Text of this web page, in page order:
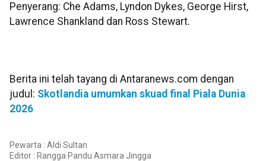
Penyerang: Che Adams, Lyndon Dykes, George Hirst,
Lawrence Shankland dan Ross Stewart.
Berita ini telah tayang di Antaranews.com dengan
judul: Skotlandia umumkan skuad final Piala Dunia
2026
Pewarta : Aldi Sultan
Editor : Rangga Pandu Asmara Jingga